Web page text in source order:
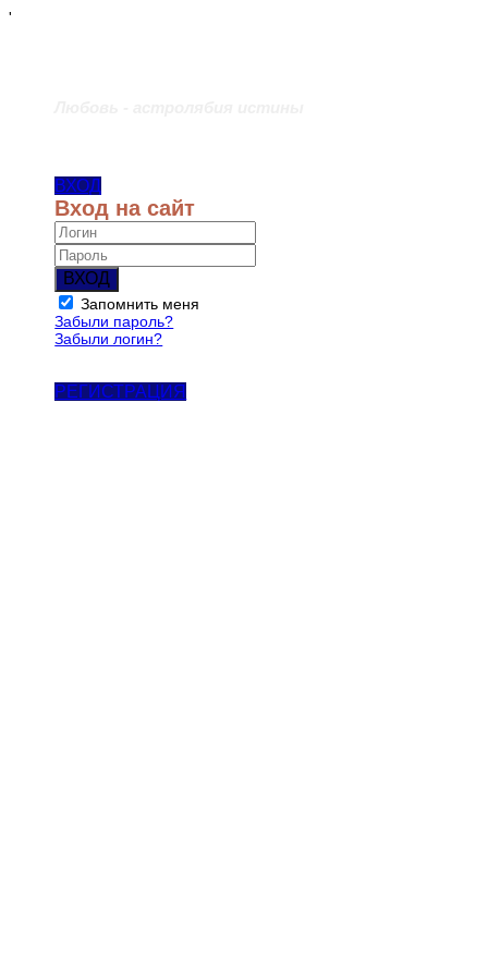
'
ВХОД
Вход на сайт
ВХОД
Запомнить меня
Забыли пароль?
Забыли логин?
РЕГИСТРАЦИЯ